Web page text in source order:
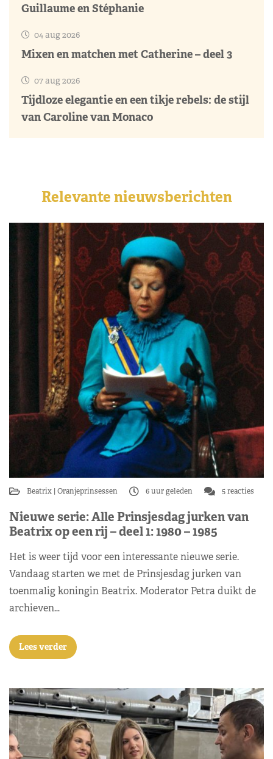
Guillaume en Stéphanie
04 aug 2026
Mixen en matchen met Catherine – deel 3
07 aug 2026
Tijdloze elegantie en een tikje rebels: de stijl
van Caroline van Monaco
Relevante nieuwsberichten
Beatrix Oranjeprinsessen 6 uur geleden 5 reacties
Nieuwe serie: Alle Prinsjesdag jurken van
Beatrix op een rij – deel 1: 1980 – 1985
Het is weer tijd voor een interessante nieuwe serie.
Vandaag starten we met de Prinsjesdag jurken van
toenmalig koningin Beatrix. Moderator Petra duikt de
archieven…
Lees verder